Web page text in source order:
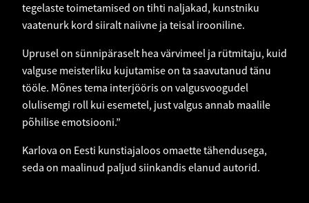
tegelaste toimetamised on tihti naljakad, kunstniku
vaatenurk kord siiralt naiivne ja teisal irooniline.
Uprusel on sünnipäraselt hea värvimeel ja rütmitaju, kuid
valguse meisterliku kujutamise on ta saavutanud tänu
tööle. Mõnes tema interjööris on valgusvoogudel
olulisemgi roll kui esemetel, just valgus annab maalile
põhilise emotsiooni.”
Karlova on Eesti kunstiajaloos omaette tähendusega,
seda on maalinud paljud siinkandis elanud autorid.